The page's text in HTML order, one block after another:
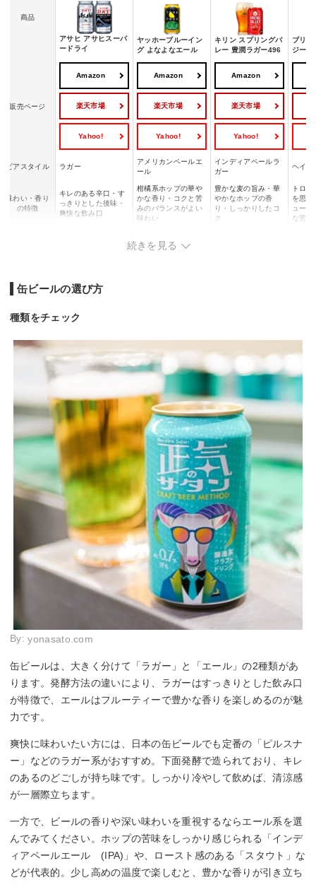
商品
アサヒ アサヒスーパ
ードライ
ヤッホーブルーイン
グ よなよなエール
キリン スプリングバ
レー 豊潤ラガー496
ブリュ
ジージ
販売ページ
Amazon
楽天市場
Yahoo!
Amazon
楽天市場
Yahoo!
Amazon
楽天市場
Yahoo!
ビアスタイル ラガー
アメリカンペールエ
ール
インディアペールラ
ガー
ヘイジ
味わい・香り
の特徴
キレのある辛口・す
っきりとした後味・
爽快な飲み口
柑橘系ホップの華や
かな香り・コクと苦
みのバランスがよい
味わい
豊かな麦の旨み・華
やかなホップの香
り・しっかりしたコ
ク
トロ
を思わ
ュー
な苦み
こんな方にお
食事に合わせやすい
続きを見る
缶ビールの選び方
種類をチェック
By:yonasato.com
缶ビールは、大きく分けて「ラガー」と「エール」の2種類があ
ります。発酵方法の違いにより、ラガーはすっきりとした飲み口
が特徴で、エールはフルーティーで豊かな香りを楽しめるのが魅
力です。
爽快に味わいたい方には、日本の缶ビールでも定番の「ピルスナ
ー」などのラガー系がおすすめ。下面発酵で造られており、キレ
のあるのどごしが持ち味です。しっかり冷やして飲めば、清涼感
が一層際立ちます。
一方で、ビールの香りや深い味わいを重視するならエール系を選
んでみてください。ホップの苦味をしっかり感じられる「インデ
ィアペールエール (IPA)」や、ロースト感のある「スタウト」な
どが代表的。少し高めの温度で楽しむと、豊かな香りが引き立ち